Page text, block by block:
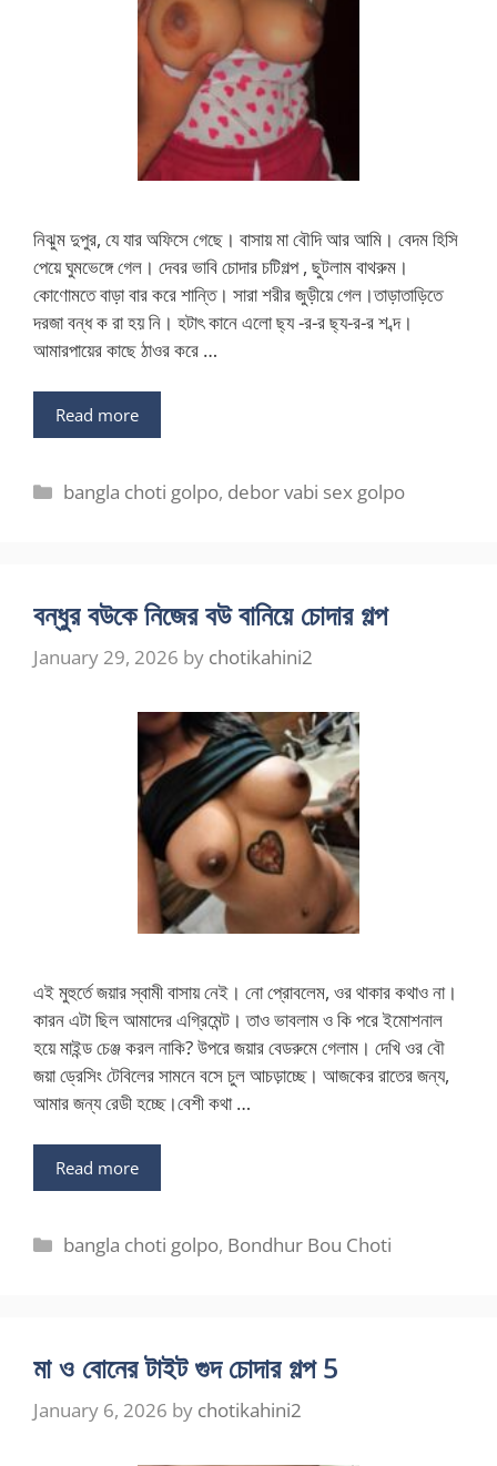
নিঝুম দুপুর, যে যার অফিসে গেছে। বাসায় মা বৌদি আর আমি। বেদম হিসি
পেয়ে ঘুমভেঙ্গে গেল। দেবর ভাবি চোদার চটিগল্প , ছুটলাম বাথরুম।
কোণোমতে বাড়া বার করে শান্তি। সারা শরীর জুড়ীয়ে গেল।তাড়াতাড়িতে
দরজা বন্ধ ক রা হয় নি। হটাৎ কানে এলো ছ্য -র-র ছ্য-র-র শ ব্দ।
আমারপায়ের কাছে ঠাওর করে …
Read more
Categories
bangla choti golpo, debor vabi sex golpo
বন্ধুর বউকে নিজের বউ বানিয়ে চোদার গল্প
January 29, 2026 by chotikahini2
এই মুহুর্তে জয়ার স্বামী বাসায় নেই। নো প্রোবলেম, ওর থাকার কথাও না।
কারন এটা ছিল আমাদের এগ্রিমেন্ট। তাও ভাবলাম ও কি পরে ইমোশনাল
হয়ে মাইন্ড চেঞ্জ করল নাকি? উপরে জয়ার বেডরুমে গেলাম। দেখি ওর বৌ
জয়া ড্রেসিং টেবিলের সামনে বসে চুল আচড়াচ্ছে। আজকের রাতের জন্য,
আমার জন্য রেডী হচ্ছে।বেশী কথা …
Read more
Categories
bangla choti golpo, Bondhur Bou Choti
মা ও বোনের টাইট গুদ চোদার গল্প 5
January 6, 2026 by chotikahini2